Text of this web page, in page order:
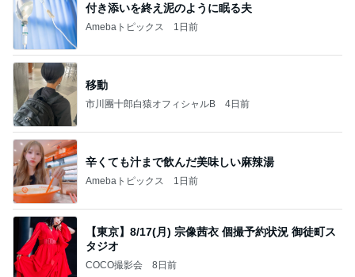
付き添いを終え泥のように眠る夫
Amebaトピックス 1日前
移動
市川團十郎白猿オフィシャルB 4日前
辛くても汁まで飲んだ美味しい麻辣湯
Amebaトピックス 1日前
【東京】8/17(月) 宗像茜衣 個撮予約状況 御徒町ス
タジオ
COCO撮影会 8日前